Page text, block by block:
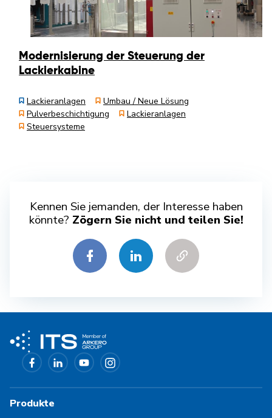
Modernisierung der Steuerung der
Lackierkabine
Lackieranlagen
Umbau / Neue Lösung
Pulverbeschichtigung
Lackieranlagen
Steuersysteme
Kennen Sie jemanden, der Interesse haben
könnte? Zögern Sie nicht und teilen Sie!
Produkte